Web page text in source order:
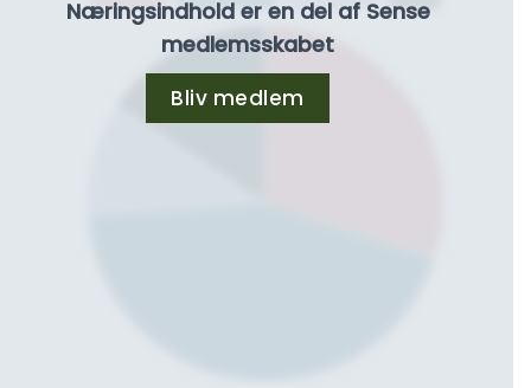
Næringsindhold er en del af Sense
medlemsskabet
Bliv medlem